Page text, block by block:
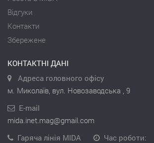
Відгуки
Контакти
Збережене
КОНТАКТНІ ДАНІ
Адреса головного офісу
м. Миколаїв, вул. Новозаводська , 9
E-mail
mida.inet.mag@gmail.com
Гаряча лінія MIDA
Час роботи: